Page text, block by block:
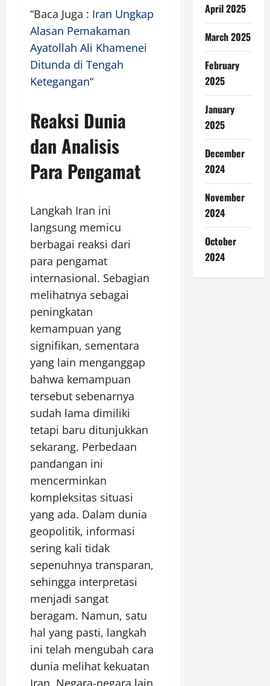
“Baca Juga : Iran Ungkap
Alasan Pemakaman
Ayatollah Ali Khamenei
Ditunda di Tengah
Ketegangan“
Reaksi Dunia
dan Analisis
Para Pengamat
Langkah Iran ini
langsung memicu
berbagai reaksi dari
para pengamat
internasional. Sebagian
melihatnya sebagai
peningkatan
kemampuan yang
signifikan, sementara
yang lain menganggap
bahwa kemampuan
tersebut sebenarnya
sudah lama dimiliki
tetapi baru ditunjukkan
sekarang. Perbedaan
pandangan ini
mencerminkan
kompleksitas situasi
yang ada. Dalam dunia
geopolitik, informasi
sering kali tidak
sepenuhnya transparan,
sehingga interpretasi
menjadi sangat
beragam. Namun, satu
hal yang pasti, langkah
ini telah mengubah cara
dunia melihat kekuatan
Iran. Negara-negara lain
April 2025
March 2025
February
2025
January
2025
December
2024
November
2024
October
2024